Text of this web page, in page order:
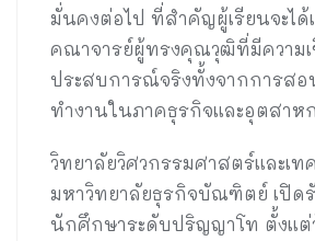
มั่นคงต่อไป ที่สำคัญผู้เรียนจะได้
คณาจารย์ผู้ทรงคุณวุฒิที่มีความเ
ประสบการณ์จริงทั้งจากการสอ
ทำงานในภาคธุรกิจและอุตสาห
วิทยาลัยวิศวกรรมศาสตร์และเท
มหาวิทยาลัยธุรกิจบัณฑิตย์ เปิด
นักศึกษาระดับปริญญาโท ตั้งแต่